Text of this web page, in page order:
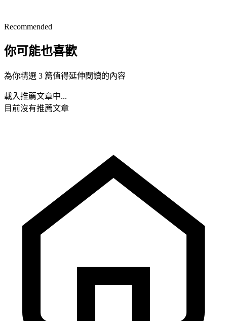
Recommended
你可能也喜歡
為你精選 3 篇值得延伸閱讀的內容
載入推薦文章中...
目前沒有推薦文章